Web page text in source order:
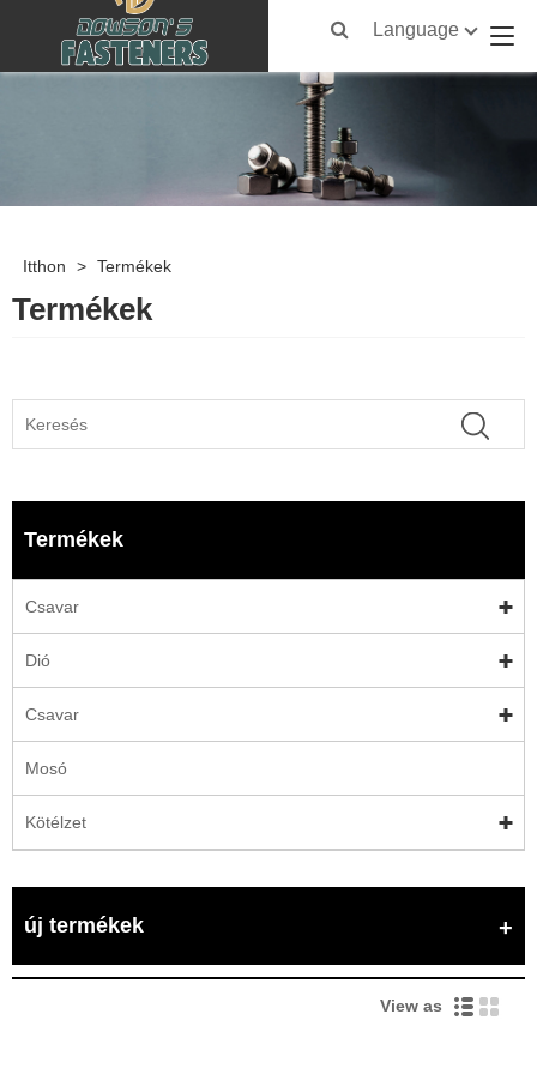
Language
Itthon > Termékek
Termékek
Termékek
Csavar
Dió
Csavar
Mosó
Kötélzet
új termékek
View as